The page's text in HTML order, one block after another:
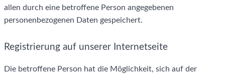
allen durch eine betroffene Person angegebenen
personenbezogenen Daten gespeichert.
Registrierung auf unserer Internetseite
Die betroffene Person hat die Möglichkeit, sich auf der